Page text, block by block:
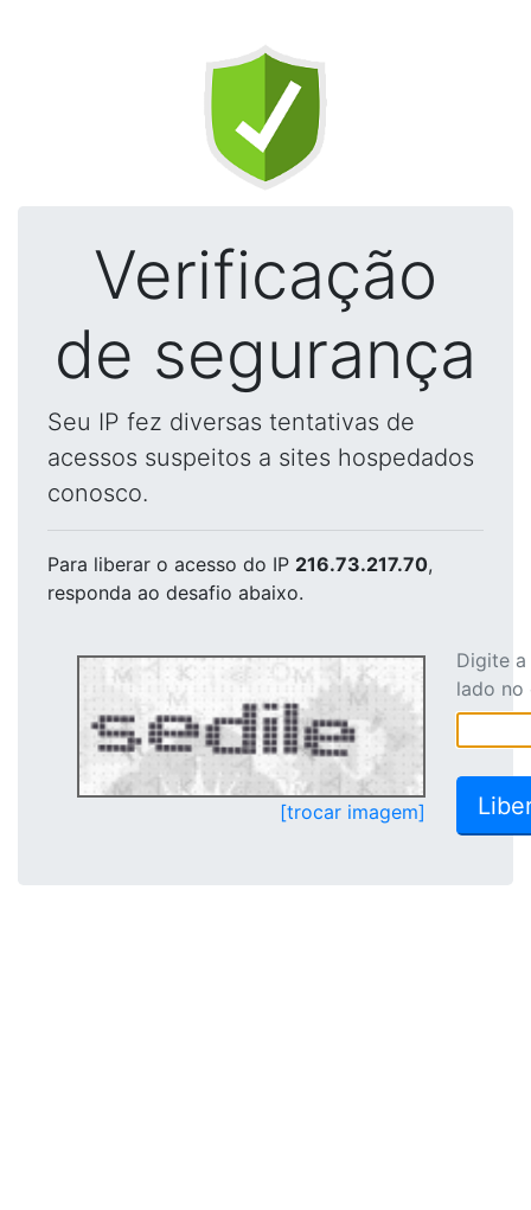
Verificação
de segurança
Seu IP fez diversas tentativas de
acessos suspeitos a sites hospedados
conosco.
Para liberar o acesso do IP 216.73.217.70,
responda ao desafio abaixo.
[trocar imagem]
Digite
lado no